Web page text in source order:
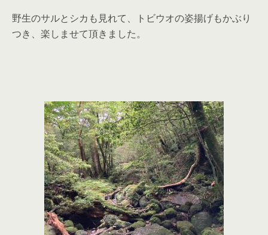
野生のサルとシカも見れて、トビウオの姿揚げもかぶり
つき、楽しませて頂きました。